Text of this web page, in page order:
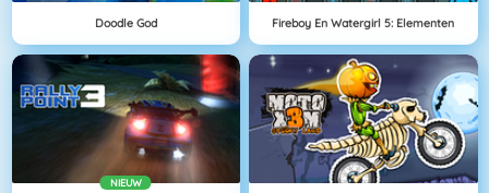
Doodle God Fireboy En Watergirl 5: Elementen
NIEUW